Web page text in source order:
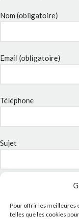
Pour offrir les meilleures
telles que les cookies
Nom (obligatoire)
Email (obligatoire)
Téléphone
Sujet